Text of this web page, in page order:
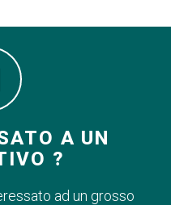
A UN
?
ad un grosso